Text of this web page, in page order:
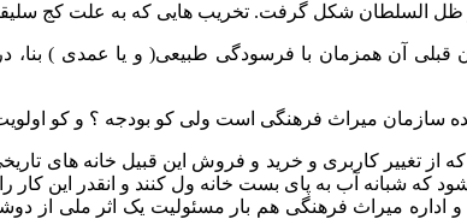
ظل السلطان شکل گرفت. تخریب هایی که به علت کج
قبلی آن همزمان با فرسودگی طبیعی( و یا عمدی )
سازمان میراث فرهنگی است ولی کو بودجه ؟ و کو
تغییر کاربری و خرید و فروش این قبیل خانه های تاریخی
که شبانه آب به پای بست خانه ول کنند و انقدر این
و اداره میراث فرهنگی هم بار مسئولیت یک اثر ملی